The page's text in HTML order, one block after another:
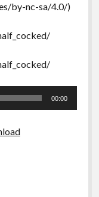
by-nc-sa/4.0/)
00:00